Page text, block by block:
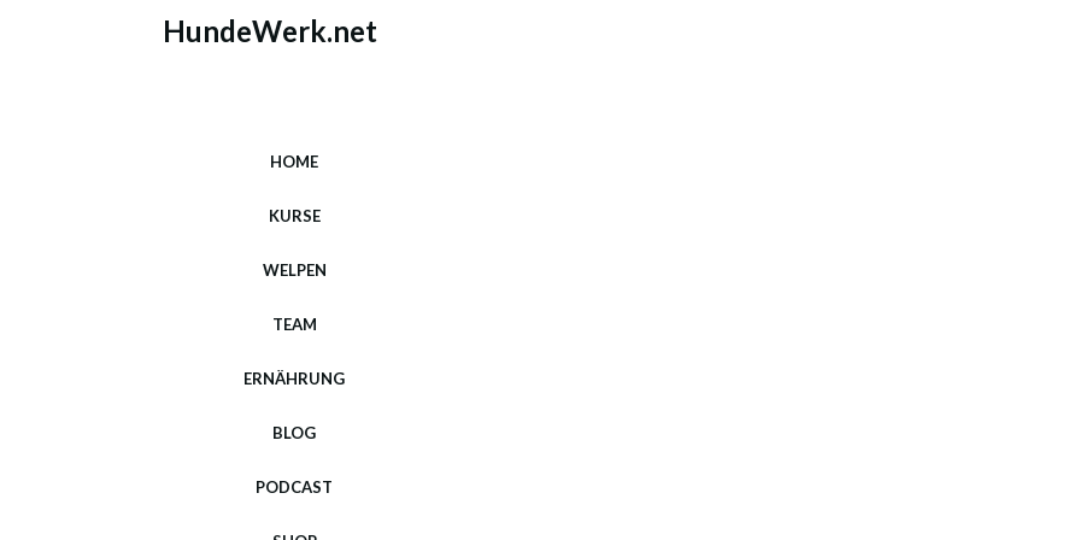
HundeWerk.net
HOME
KURSE
WELPEN
TEAM
ERNÄHRUNG
BLOG
PODCAST